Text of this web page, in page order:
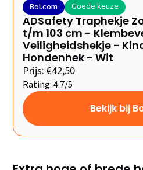
Bol.com Goede keuze
ADSafety Traphekje
t/m 103 cm -
Veiligheidshekje -
Hondenhek - Wit
Prijs: €42,50
Rating: 4.7/5
Bekijk bij